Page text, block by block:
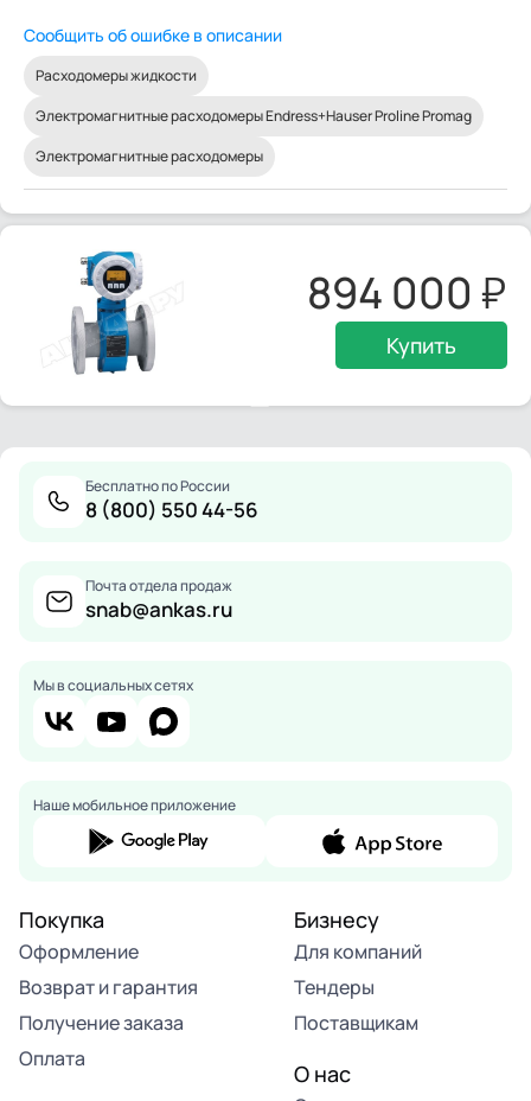
Сообщить об ошибке в описании
Расходомеры жидкости
Электромагнитные расходомеры Endress+Hauser Proline Promag
Электромагнитные расходомеры
894 000
Купить
Бесплатно по России
8 (800) 550 44-56
Почта отдела продаж
snab@ankas.ru
Мы в социальных сетях
Наше мобильное приложение
Покупка
Оформление
Возврат и гарантия
Получение заказа
Оплата
Бизнесу
Для компаний
Тендеры
Поставщикам
О нас